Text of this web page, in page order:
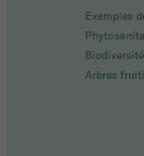
Exemples
Biodiversité
Arbres